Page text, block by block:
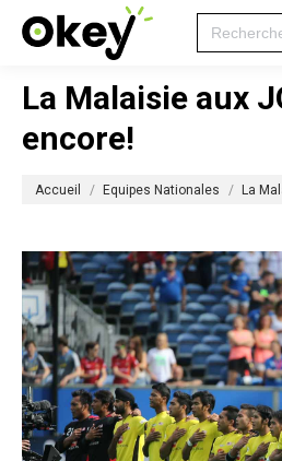
Search
for:
La Malaisie aux
encore!
Accueil Equipes Nationales La